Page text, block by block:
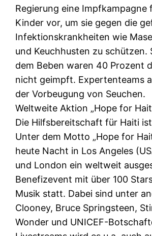
Regierung eine Impfkampagne
Kinder vor, um sie gegen die
Infektionskrankheiten wie
und Keuchhusten zu schützen.
dem Beben waren 40 Prozent
nicht geimpft. Expertenteams
der Vorbeugung von Seuchen.
Weltweite Aktion „Hope for
Die Hilfsbereitschaft für Haiti
Unter dem Motto „Hope for
heute Nacht in Los Angeles
und London ein weltweit
Benefizevent mit über 100
Musik statt. Dabei sind unter
Clooney, Bruce Springsteen,
Wonder und UNICEF-